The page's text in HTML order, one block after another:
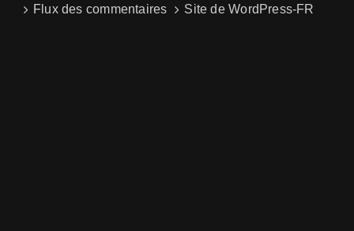
Flux des commentaires Site de WordPress-FR